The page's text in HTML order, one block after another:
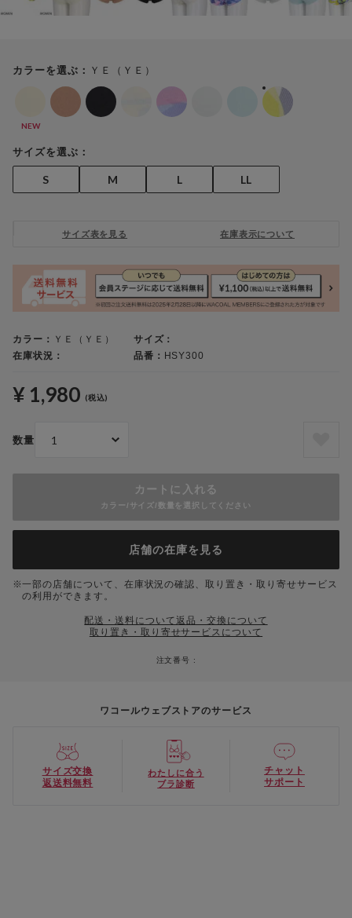
カラーを選ぶ： ＹＥ（ＹＥ）
NEW
サイズを選ぶ：
S M L LL
サイズ表を見る 在庫表示について
カラー： ＹＥ（ＹＥ）
サイズ：
在庫状況：
品番： HSY300
¥ 1,980 (税込)
数量
カートに入れる
カラー/サイズ/数量を選択してください
店舗の在庫を見る
一部の店舗について、在庫状況の確認、取り置き・取り寄せサービス
の利用ができます。
配送・送料について返品・交換について
取り置き・取り寄せサービスについて
注文番号 :
ワコールウェブストアのサービス
サイズ交換
返送料無料
わたしに合う
ブラ診断
チャット
サポート